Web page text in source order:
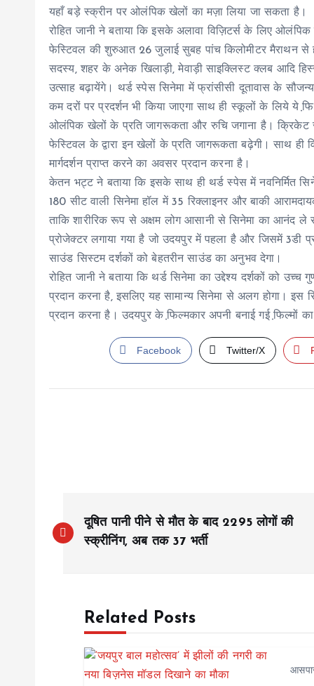
यहाँ बड़े स्क्रीन पर ओलंपिक खेलों का मज़ा लिया जा सकता है।
रोहित जानी ने बताया कि इसके अलावा विज़िटर्स के लिए
फेस्टिवल की शुरुआत 26 जुलाई सुबह पांच किलोमीटर मैराथन से
सदस्य, शहर के अनेक खिलाड़ी, मेवाड़ी साइक्लिस्ट क्लब आदि
उत्साह बढ़ायेंगे। थर्ड स्पेस सिनेमा में फ्रांसीसी दूतावास के
कम दरों पर प्रदर्शन भी किया जाएगा साथ ही स्कूलों के लिये ये
ओलंपिक खेलों के प्रति जागरूकता और रुचि जगाना है। क्रिकेट
फेस्टिवल के द्वारा इन खेलों के प्रति जागरूकता बढ़ेगी। साथ ही
मार्गदर्शन प्राप्त करने का अवसर प्रदान करना है।
केतन भट्ट ने बताया कि इसके साथ ही थर्ड स्पेस में नवनिर्मित
180 सीट वाली सिनेमा हॉल में 35 रिक्लाइनर और बाकी
ताकि शारीरिक रूप से अक्षम लोग आसानी से सिनेमा का आनंद
प्रोजेक्टर लगाया गया है जो उदयपुर में पहला है और जिसमें 3डी
साउंड सिस्टम दर्शकों को बेहतरीन साउंड का अनुभव देगा।
रोहित जानी ने बताया कि थर्ड सिनेमा का उद्देश्य दर्शकों को
प्रदान करना है, इसलिए यह सामान्य सिनेमा से अलग होगा।
प्रदान करना है। उदयपुर के फि़ल्मकार अपनी बनाई गई फि़ल्मों
Facebook Twitter/X
o
दूषित पानी पीने से मौत के बाद 2295 लोगों की
स्क्रीनिंग, अब तक 37 भर्ती
Related Posts